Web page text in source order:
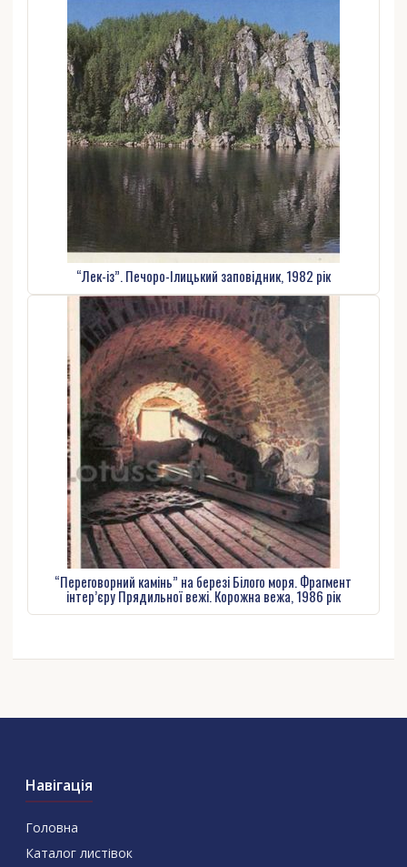
“Лек-із”. Печоро-Ілицький заповідник, 1982 рік
“Переговорний камінь” на березі Білого моря. Фрагмент
інтер’єру Прядильної вежі. Корожна вежа, 1986 рік
Навігація
Головна
Каталог листівок